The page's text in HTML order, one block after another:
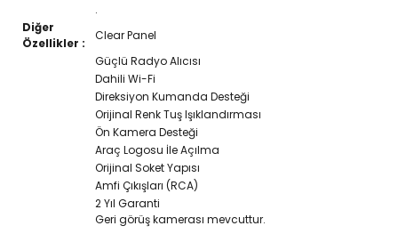
.
Diğer
Özellikler :
Clear Panel
Güçlü Radyo Alıcısı
Dahili Wi-Fi
Direksiyon Kumanda Desteği
Orijinal Renk Tuş Işıklandırması
Ön Kamera Desteği
Araç Logosu İle Açılma
Orijinal Soket Yapısı
Amfi Çıkışları (RCA)
2 Yıl Garanti
Geri görüş kamerası mevcuttur.